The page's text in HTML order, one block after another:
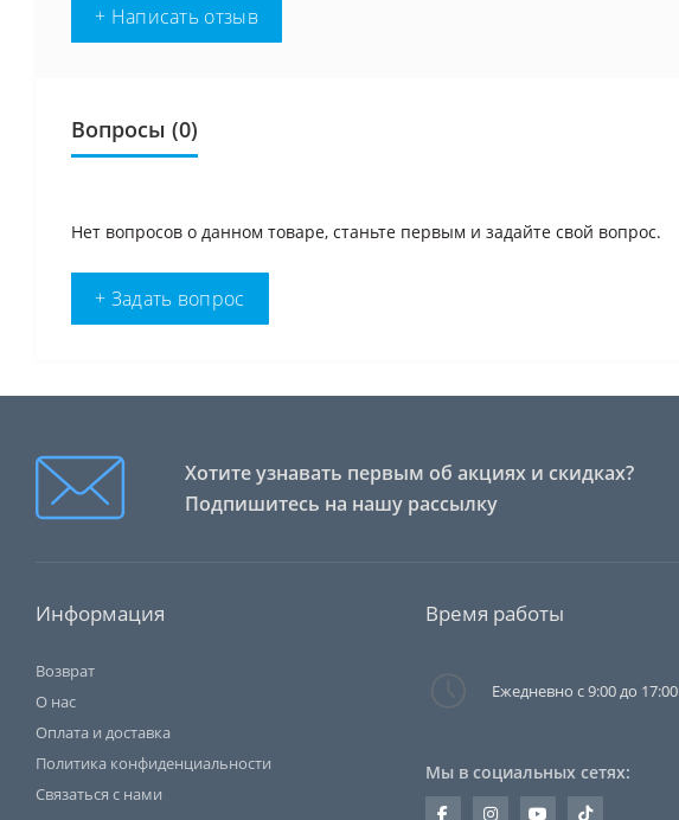
+ Написать отзыв
Вопросы (0)
Нет вопросов о данном товаре, станьте первым и задайте свой вопрос.
+ Задать вопрос
Хотите узнавать первым об акциях и скидках?
Подпишитесь на нашу рассылку
Информация
Возврат
О нас
Оплата и доставка
Политика конфиденциальности
Связаться с нами
Время работы
Ежедневно с 9:00 до 17:00
Мы в социальных сетях: